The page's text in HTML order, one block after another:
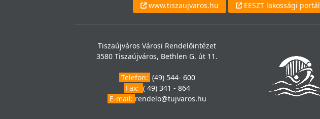
www.tiszaujvaros.hu EESZT lakossági portál
Tiszaújváros Városi Rendelőintézet
3580 Tiszaújváros, Bethlen G. út 11.
Telefon: (49) 544- 600
Fax:( 49) 341 - 864
E-mail: rendelo@tujvaros.hu